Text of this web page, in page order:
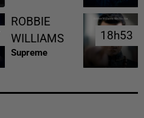
ROBBIE
WILLIAMS
Supreme
18h53
18h53